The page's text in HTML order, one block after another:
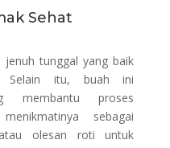
Sehat
tunggal yang baik
Selain itu, buah ini
membantu proses
sebagai
olesan roti untuk